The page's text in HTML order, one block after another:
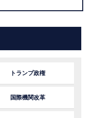
トランプ政権
国際機関改革